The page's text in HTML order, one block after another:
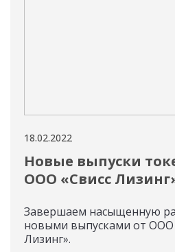
18.02.2022
Новые выпуски
ООО «Свисс
Завершаем насыщенную
новыми выпусками от ООО
Лизинг».